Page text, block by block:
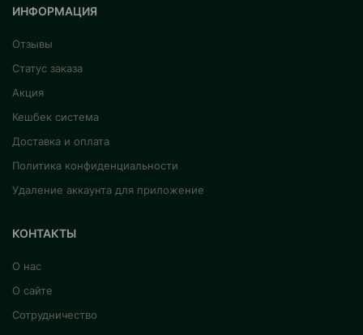
ИНФОРМАЦИЯ
Отзывы
Статус заказа
Акция
Кешбек система
Доставка и оплата
Политика конфиденциальности
Удаление аккаунта для приложение
КОНТАКТЫ
О нас
О сайте
Сотрудничество